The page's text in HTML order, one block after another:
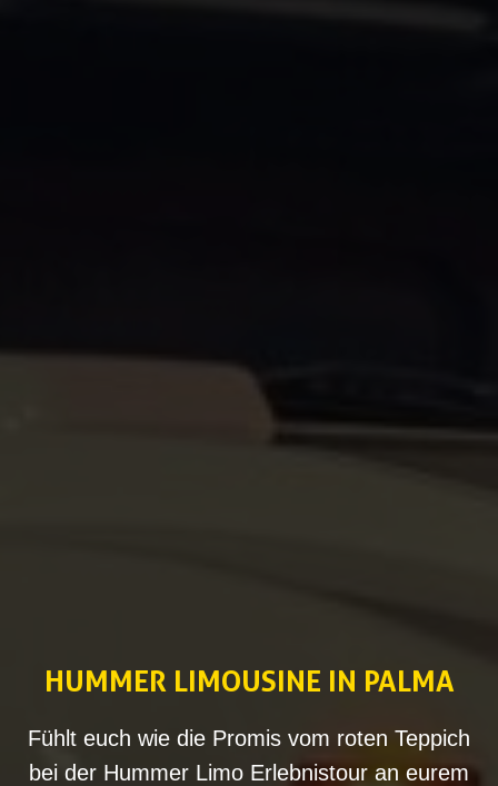
HUMMER LIMOUSINE IN PALMA
Fühlt euch wie die Promis vom roten Teppich
bei der Hummer Limo Erlebnistour an eurem